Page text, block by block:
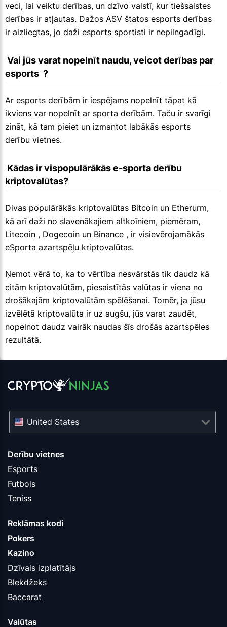
veci, lai veiktu derības, un dzīvo valstī, kur tiešsaistes
derības ir atļautas. Dažos ASV štatos esports derības
ir aizliegtas, jo daži esports sportisti ir nepilngadīgi.
esports  ?
Ar esports derībām ir iespējams nopelnīt tāpat kā
ikviens var nopelnīt ar sporta derībām. Taču ir svarīgi
zināt, kā tam pieiet un izmantot labākās esports
derību vietnes.
kriptovalūtas?
Divas populārākās kriptovalūtas Bitcoin un Etherurm,
kā arī daži no slavenākajiem altkoīniem, piemēram,
Litecoin , Dogecoin un Binance , ir visievērojamākās
eSporta azartspēļu kriptovalūtas.
Ņemot vērā to, ka to vērtība nesvārstās tik daudz kā
citām kriptovalūtām, piesaistītās valūtas ir viena no
drošākajām kriptovalūtām spēlēšanai. Tomēr, ja jūsu
izvēlētā kriptovalūta ir uz augšu, jūs varat zaudēt,
nopelnot daudz vairāk naudas šīs drošās azartspēles
rezultātā.
Derību vietnes
Esports
Futbols
Teniss
Reklāmas kodi
Pokers
Kazino
Dzīvais izplatītājs
Blekdžeks
Baccarat
Valūtas
United States